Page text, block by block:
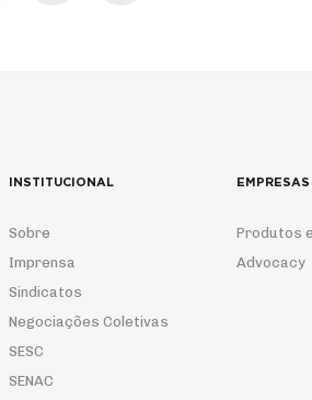
INSTITUCIONAL
Sobre
Imprensa
Sindicatos
Negociações Coletivas
SESC
SENAC
EMPRESAS
Produtos
Advocacy